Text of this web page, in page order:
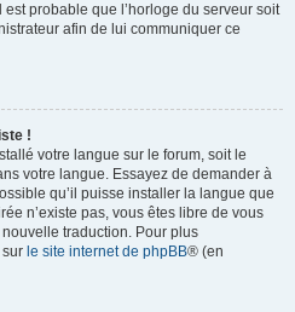
est probable que l’horloge du serveur soit
afin de lui communiquer ce
!
votre langue sur le forum, soit le
votre langue. Essayez de demander à
qu’il puisse installer la langue que
n’existe pas, vous êtes libre de vous
traduction. Pour plus
sur le site internet de phpBB® (en